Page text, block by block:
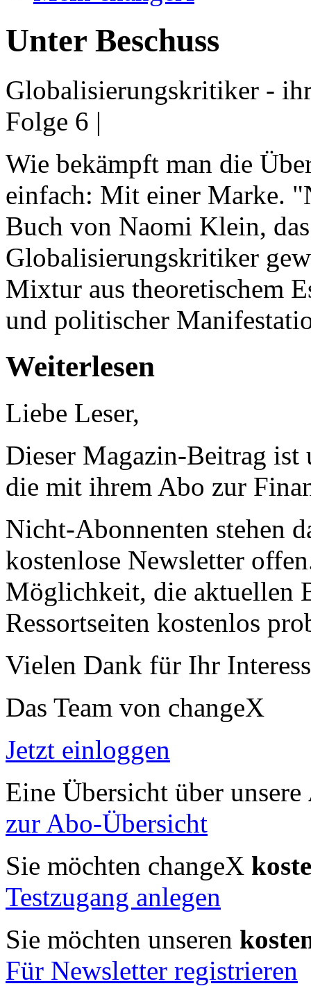
Unter Beschuss
Globalisierungskritiker -
Folge 6 |
Wie bekämpft man die
einfach: Mit einer Marke.
Buch von Naomi Klein,
Globalisierungskritiker
Mixtur aus theoretischem
und politischer
Weiterlesen
Liebe Leser,
Dieser Magazin-Beitrag ist
die mit ihrem Abo zur
Nicht-Abonnenten stehen
kostenlose Newsletter
Möglichkeit, die aktuellen
Ressortseiten kostenlos
Vielen Dank für Ihr
Das Team von changeX
Jetzt einloggen
Eine Übersicht über unsere
zur Abo-Übersicht
Sie möchten changeX
Testzugang anlegen
Sie möchten unseren
Für Newsletter registrieren